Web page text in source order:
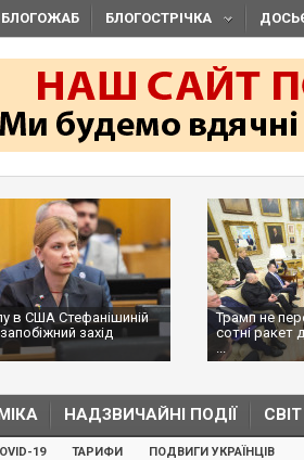
БЛОГОСТРІЧКА
в США Стефанішиній
захід
Трамп не
сотні ракет
...
НАДЗВИЧАЙНІ ПОДІЇ СВІТ
19 ТАРИФИ ПОДВИГИ УКРАЇНЦІВ